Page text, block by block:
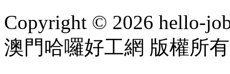
Copyright © 2026 hello-
澳門哈囉好工網 版權所有